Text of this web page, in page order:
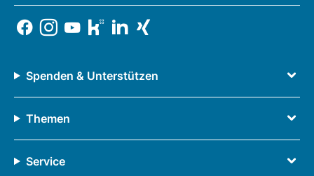
Spenden & Unterstützen
Themen
Service